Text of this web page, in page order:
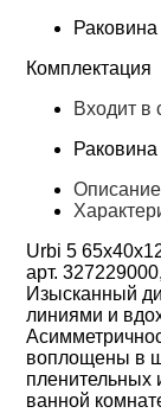
Раковина
Комплектация
Входит в
Раковина
Описание
Urbi 5
арт.
Изысканный
линиями и
воплощены в
ванной